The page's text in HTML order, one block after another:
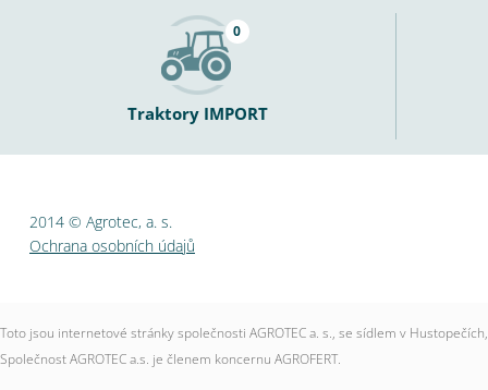
Traktory IMPORT
0
2014 © Agrotec, a. s.
Ochrana osobních údajů
Toto jsou internetové stránky společnosti AGROTEC a. s., se sídlem v
Společnost AGROTEC a.s. je členem koncernu AGROFERT.